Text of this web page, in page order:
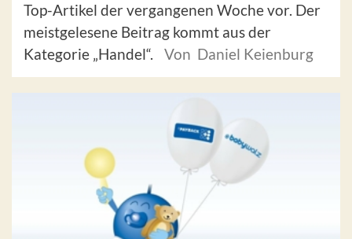
Top-Artikel der vergangenen Woche vor. Der
meistgelesene Beitrag kommt aus der
Kategorie „Handel“.
Von Daniel Keienburg